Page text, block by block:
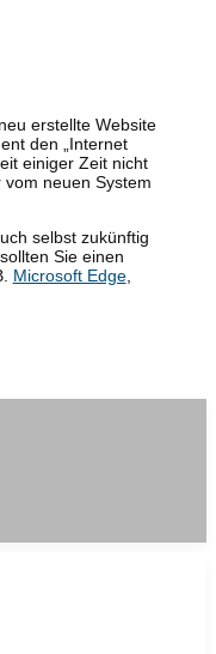
erstellte Website
den „Internet
einiger Zeit nicht
neuen System
selbst zukünftig
Sie einen
Microsoft Edge,